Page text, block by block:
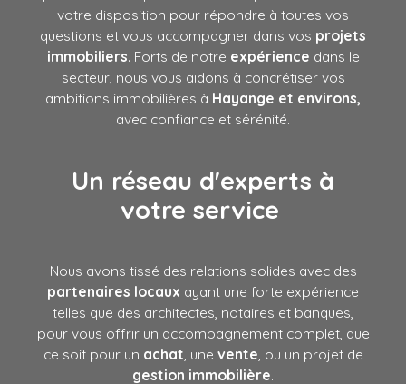
votre disposition pour répondre à toutes vos
questions et vous accompagner dans vos projets
immobiliers. Forts de notre expérience dans le
secteur, nous vous aidons à concrétiser vos
ambitions immobilières à Hayange et environs,
avec confiance et sérénité.
Un réseau d'experts à
votre service
Nous avons tissé des relations solides avec des
partenaires locaux ayant une forte expérience
telles que des architectes, notaires et banques,
pour vous offrir un accompagnement complet, que
ce soit pour un achat, une vente, ou un projet de
gestion immobilière.